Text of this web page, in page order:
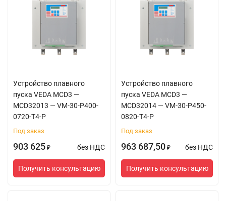
Устройство плавного
пуска VEDA MCD3 —
MCD32013 — VM-30-P400-
0720-T4-P
Под заказ
903 625 ₽ без НДС
Получить консультацию
Устройство плавного
пуска VEDA MCD3 —
MCD32014 — VM-30-P450-
0820-T4-P
Под заказ
963 687,50 ₽ без НДС
Получить консультацию